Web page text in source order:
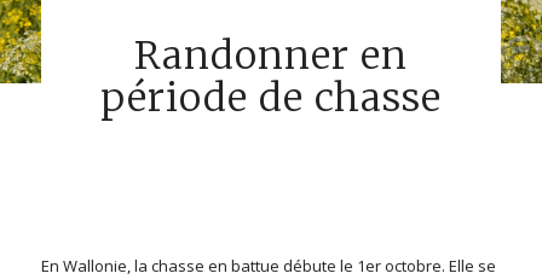
Randonner en
période de chasse
En Wallonie, la chasse en battue débute le 1er octobre. Elle se